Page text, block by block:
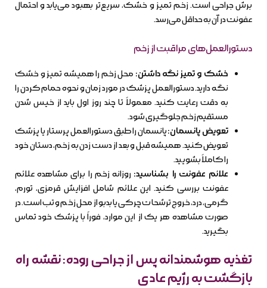
برش جراحی است. زخم تمیز و خشک، سریع‌تر بهبود می‌یابد و احتمال
عفونت در آن به حداقل می‌رسد.
دستورالعمل‌های مراقبت از زخم
خشک و تمیز نگه داشتن: محل زخم را همیشه تمیز و خشک
نگه دارید. دستورالعمل پزشک در مورد زمان و نحوه حمام کردن را
به دقت رعایت کنید. معمولاً تا چند روز اول باید از خیس شدن
مستقیم زخم جلوگیری شود.
تعویض پانسمان:پانسمان را طبق دستورالعمل پرستار یا پزشک
تعویض کنید. همیشه قبل و بعد از دست زدن به زخم، دستان خود
را کاملاً بشویید.
علائم عفونت را بشناسید: روزانه زخم را برای مشاهده علائم
عفونت بررسی کنید. این علائم شامل افزایش قرمزی، تورم،
گرمی، درد، خروج ترشحات چرکی یا بدبو از محل زخم و تب است. در
صورت مشاهده هر یک از این موارد، فوراً با پزشک خود تماس
بگیرید.
تغذیه هوشمندانه پس از جراحی روده: نقشه راه
بازگشت به رژیم عادی